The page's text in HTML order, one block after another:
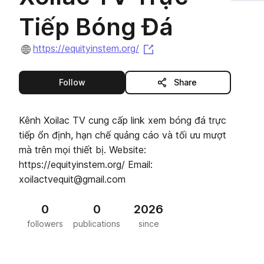
Tiếp Bóng Đá
https://equityinstem.org/
Followthis publisher Share
Kênh Xoilac TV cung cấp link xem bóng đá trực
tiếp ổn định, hạn chế quảng cáo và tối ưu mượt
mà trên mọi thiết bị. Website:
https://equityinstem.org/ Email:
xoilactvequit@gmail.com
0
followers
0
publications
2026
since